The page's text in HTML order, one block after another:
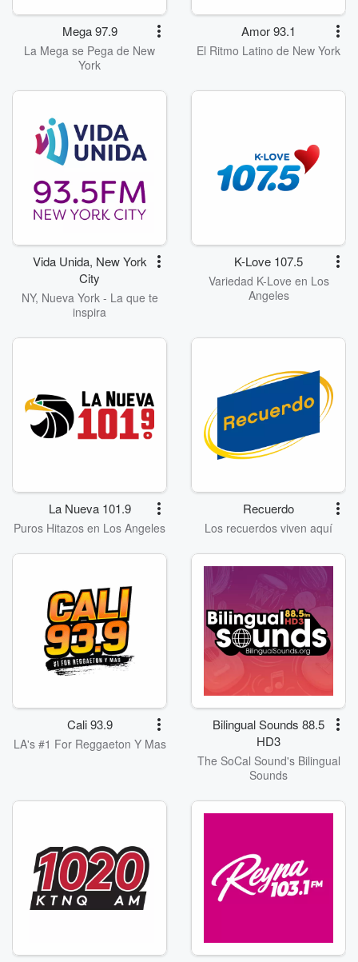
Mega 97.9
La Mega se Pega de New
York
Amor 93.1
El Ritmo Latino de New York
Vida Unida, New York
City
NY, Nueva York - La que te
inspira
K-Love 107.5
Variedad K-Love en Los
Angeles
La Nueva 101.9
Puros Hitazos en Los Angeles
Recuerdo
Los recuerdos viven aquí
Cali 93.9
LA's #1 For Reggaeton Y Mas
Bilingual Sounds 88.5
HD3
The SoCal Sound's Bilingual
Sounds